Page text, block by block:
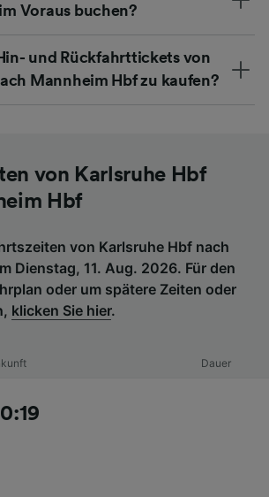
Voraus buchen?
und Rückfahrttickets von
Mannheim Hbf zu kaufen?
von Karlsruhe Hbf
Hbf
von Karlsruhe Hbf nach
Dienstag, 11. Aug. 2026. Für den
oder um spätere Zeiten oder
klicken Sie hier.
Dauer